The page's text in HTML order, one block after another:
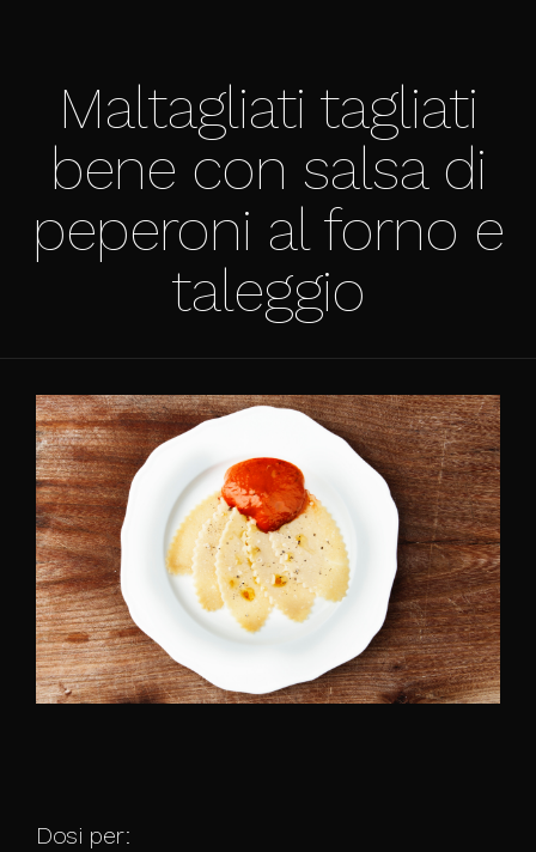
Maltagliati tagliati
bene con salsa di
peperoni al forno e
taleggio
Dosi per: